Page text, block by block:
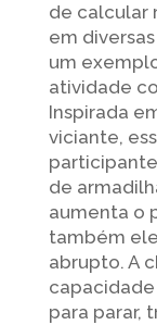
de calcular
em
um
atividade
Inspirada
viciante,
de
aumenta o
também
abrupto. A
para parar,